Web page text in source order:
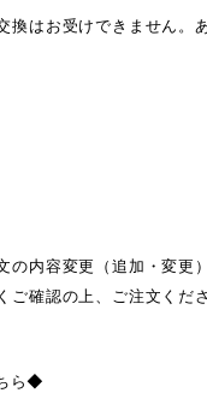
はお受けできません。
の内容変更（追加・変更
ご確認の上、ご注文くだ
ら◆